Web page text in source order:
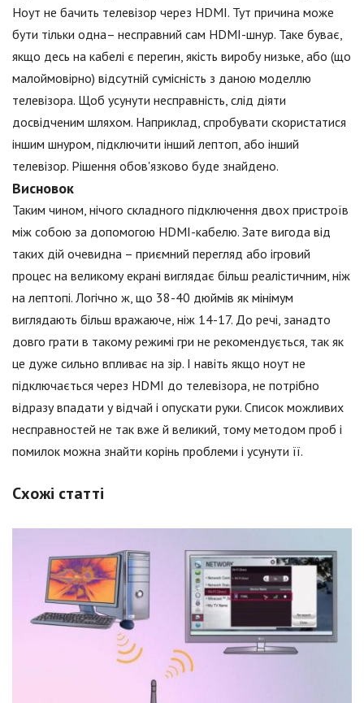
Ноут не бачить телевізор через HDMI. Тут причина може
бути тільки одна– несправний сам HDMI-шнур. Таке буває,
якщо десь на кабелі є перегин, якість виробу низьке, або (що
малоймовірно) відсутній сумісність з даною моделлю
телевізора. Щоб усунути несправність, слід діяти
досвідченим шляхом. Наприклад, спробувати скористатися
іншим шнуром, підключити інший лептоп, або інший
телевізор. Рішення обов'язково буде знайдено.
Висновок
Таким чином, нічого складного підключення двох пристроїв
між собою за допомогою HDMI-кабелю. Зате вигода від
таких дій очевидна – приємний перегляд або ігровий
процес на великому екрані виглядає більш реалістичним, ніж
на лептопі. Логічно ж, що 38-40 дюймів як мінімум
виглядають більш вражаюче, ніж 14-17. До речі, занадто
довго грати в такому режимі гри не рекомендується, так як
це дуже сильно впливає на зір. І навіть якщо ноут не
підключається через HDMI до телевізора, не потрібно
відразу впадати у відчай і опускати руки. Список можливих
несправностей не так вже й великий, тому методом проб і
помилок можна знайти корінь проблеми і усунути її.
Схожі статті